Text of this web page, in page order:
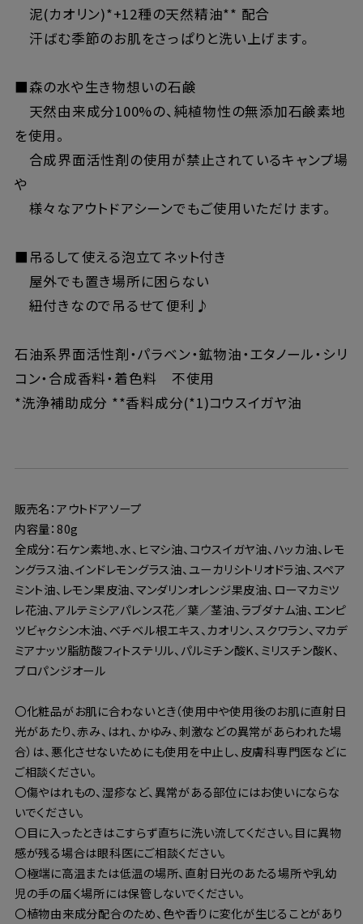
泥(カオリン)*+12種の天然精油** 配合
汗ばむ季節のお肌をさっぱりと洗い上げます。
■森の水や生き物想いの石鹸
天然由来成分100%の、純植物性の無添加石鹸素地
を使用。
合成界面活性剤の使用が禁止されているキャンプ場
や
様々なアウトドアシーンでもご使用いただけます。
■吊るして使える泡立てネット付き
屋外でも置き場所に困らない
紐付きなので吊るせて便利♪
石油系界面活性剤・パラベン・鉱物油・エタノール・シリ
コン・合成香料・着色料 不使用
*洗浄補助成分 **香料成分(*1)コウスイガヤ油
販売名：アウトドアソープ
内容量：80g
全成分：石ケン素地、水、ヒマシ油、コウスイガヤ油、ハッカ油、レモ
ングラス油、インドレモングラス油、ユーカリシトリオドラ油、スペア
ミント油、レモン果皮油、マンダリンオレンジ果皮油、ローマカミツ
レ花油、アルテミシアパレンス花／葉／茎油、ラブダナム油、エンピ
ツビャクシン木油、ベチベル根エキス、カオリン、スクワラン、マカデ
ミアナッツ脂肪酸フィトステリル、パルミチン酸K、ミリスチン酸K、
プロパンジオール
〇化粧品がお肌に合わないとき（使用中や使用後のお肌に直射日
光があたり、赤み、はれ、かゆみ、刺激などの異常があらわれた場
合）は、悪化させないためにも使用を中止し、皮膚科専門医などに
ご相談ください。
〇傷やはれもの、湿疹など、異常がある部位にはお使いにならな
いでください。
〇目に入ったときはこすらず直ちに洗い流してください。目に異物
感が残る場合は眼科医にご相談ください。
〇極端に高温または低温の場所、直射日光のあたる場所や乳幼
児の手の届く場所には保管しないでください。
〇植物由来成分配合のため、色や香りに変化が生じることがあり